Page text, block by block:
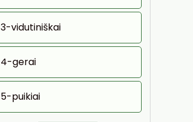
3-vidutiniškai
4-gerai
5-puikiai